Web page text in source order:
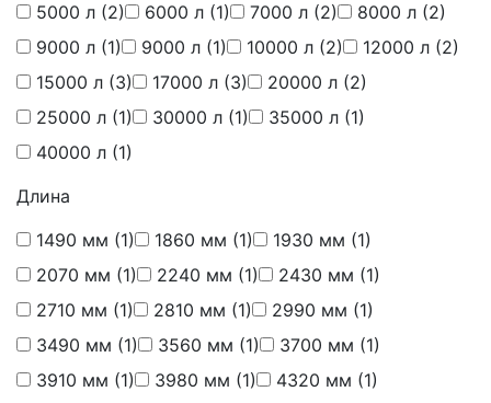
5000 л (2) 6000 л (1) 7000 л (2) 8000 л (2)
9000 л (1) 9000 л (1) 10000 л (2) 12000 л (2)
15000 л (3) 17000 л (3) 20000 л (2)
25000 л (1) 30000 л (1) 35000 л (1)
40000 л (1)
Длина
1490 мм (1) 1860 мм (1) 1930 мм (1)
2070 мм (1) 2240 мм (1) 2430 мм (1)
2710 мм (1) 2810 мм (1) 2990 мм (1)
3490 мм (1) 3560 мм (1) 3700 мм (1)
3910 мм (1) 3980 мм (1) 4320 мм (1)